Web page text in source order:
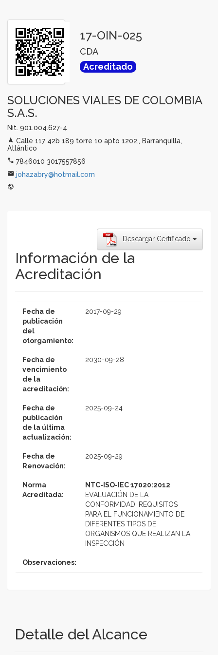
17-OIN-025
CDA
Acreditado
SOLUCIONES VIALES DE COLOMBIA
S.A.S.
Nit. 901.004.627-4
Calle 117 42b 189 torre 10 apto 1202,, Barranquilla,
Atlántico
7846010 3017557856
johazabry@hotmail.com
Descargar Certificado
Información de la
Acreditación
Fecha de
publicación
del
otorgamiento:
2017-09-29
Fecha de
vencimiento
de la
acreditación:
2030-09-28
Fecha de
publicación
de la última
actualización:
2025-09-24
Fecha de
Renovación:
2025-09-29
Norma
Acreditada:
NTC-ISO-IEC 17020:2012
EVALUACIÓN DE LA
CONFORMIDAD. REQUISITOS
PARA EL FUNCIONAMIENTO DE
DIFERENTES TIPOS DE
ORGANISMOS QUE REALIZAN LA
INSPECCIÓN
Observaciones:
Detalle del Alcance